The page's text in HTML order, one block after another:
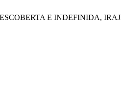
E INDEFINIDA,